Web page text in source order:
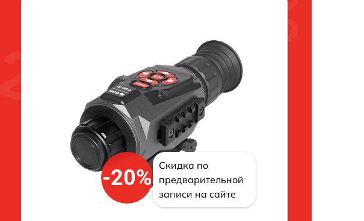
-20%
Скидка по
предварительной
записи на сайте